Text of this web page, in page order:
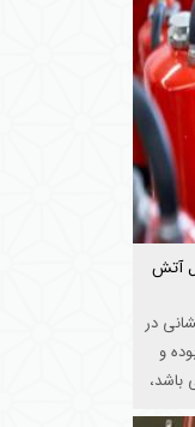
آتش
در
و